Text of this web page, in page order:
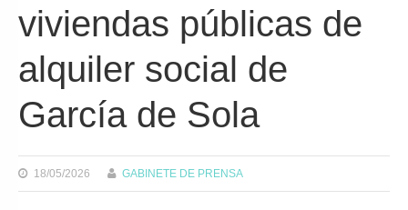
viviendas públicas de
alquiler social de
García de Sola
18/05/2026 GABINETE DE PRENSA